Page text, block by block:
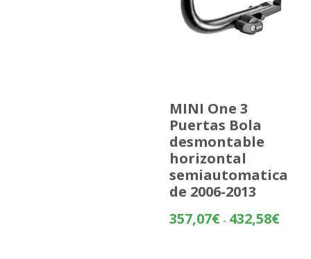
MINI One 3
Puertas Bola
desmontable
horizontal
semiautomatica
de 2006-2013
357,07€ - 432,58€Rango